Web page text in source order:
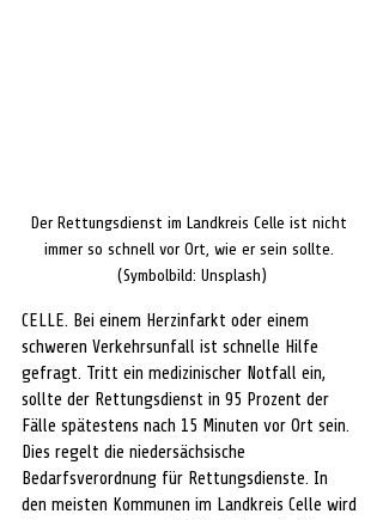
Der Rettungsdienst im Landkreis Celle ist nicht
immer so schnell vor Ort, wie er sein sollte.
(Symbolbild: Unsplash)
CELLE. Bei einem Herzinfarkt oder einem
schweren Verkehrsunfall ist schnelle Hilfe
gefragt. Tritt ein medizinischer Notfall ein,
sollte der Rettungsdienst in 95 Prozent der
Fälle spätestens nach 15 Minuten vor Ort sein.
Dies regelt die niedersächsische
Bedarfsverordnung für Rettungsdienste. In
den meisten Kommunen im Landkreis Celle wird